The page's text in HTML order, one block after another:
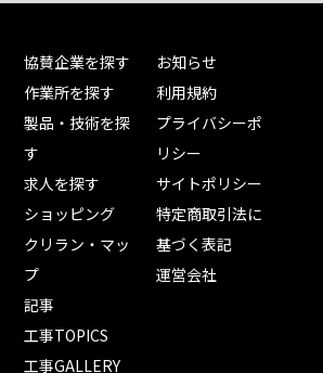
協賛企業を探す
作業所を探す
製品・技術を探
す
求人を探す
ショッピング
クリラン・マッ
プ
記事
工事TOPICS
工事GALLERY
お知らせ
利用規約
プライバシーポ
リシー
サイトポリシー
特定商取引法に
基づく表記
運営会社